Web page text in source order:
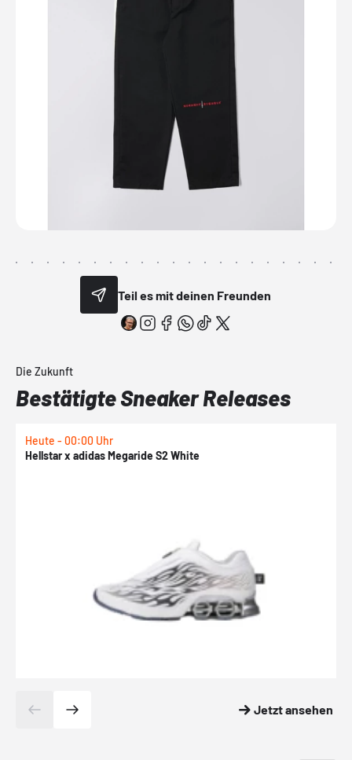
Teil es mit deinen Freunden
Die Zukunft
Bestätigte Sneaker Releases
Heute - 00:00 Uhr
Hellstar x adidas Megaride S2 White
Jetzt ansehen